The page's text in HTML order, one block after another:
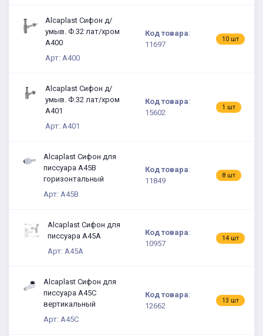
Alcaplast Сифон д/
умыв. Ф.32 лат/хром
A400
Арт: A400
Код товара:
11697
10 шт
Alcaplast Сифон д/
умыв. Ф.32 лат/хром
A401
Арт: A401
Код товара:
15602
1 шт
Alcaplast Сифон для
писсуара А45B
горизонтальный
Арт: A45B
Код товара:
11849
8 шт
Alcaplast Сифон для
писсуара А45А
Арт: A45А
Код товара:
10957
14 шт
Alcaplast Сифон для
писсуара А45С
вертикальный
Арт: A45С
Код товара:
12662
13 шт